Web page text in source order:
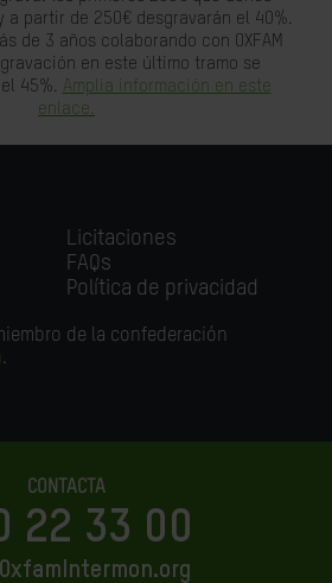
a partir de 250€ desgravarán el 40%.
de 3 años colaborando con OXFAM
en este último tramo se
45%. Amplia información en este
enlace.
Licitaciones
FAQs
Política de privacidad
de la confederación
.
CONTACTA
22 33 00